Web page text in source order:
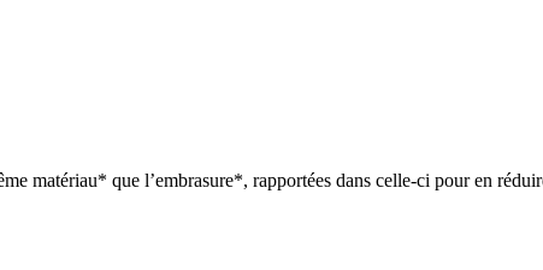
matériau* que l’embrasure*, rapportées dans celle-ci pour en